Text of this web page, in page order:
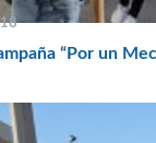
“Por un